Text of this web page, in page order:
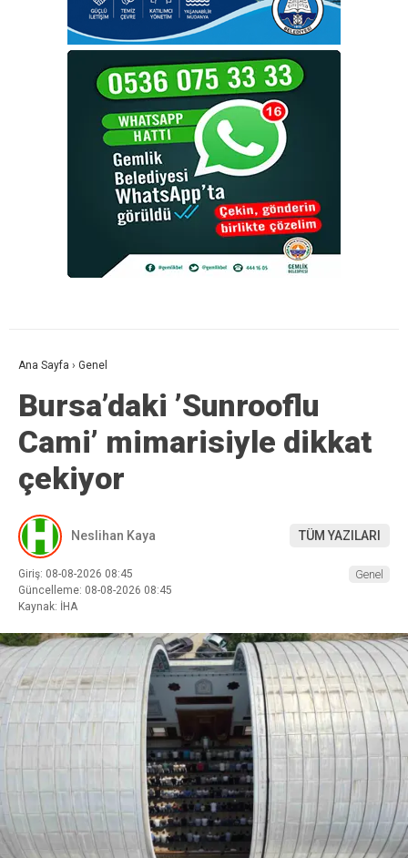
Ana Sayfa › Genel
Bursa’daki ’Sunrooflu
Cami’ mimarisiyle dikkat
çekiyor
Neslihan Kaya TÜM YAZILARI
Giriş: 08-08-2026 08:45
Güncelleme: 08-08-2026 08:45
Kaynak: İHA
Genel